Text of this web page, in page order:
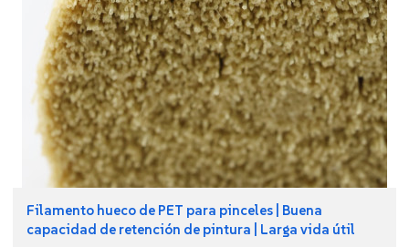
Filamento hueco de PET para pinceles | Buena
capacidad de retención de pintura | Larga vida útil